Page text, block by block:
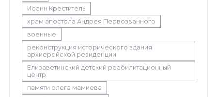
Иоанн Креститель
храм апостола Андрея Первозванного
военные
реконструкция исторического здания
архиерейской резиденции
Елизаветинский детский реабилитационный
центр
памяти олега мамиева